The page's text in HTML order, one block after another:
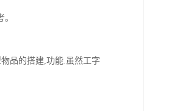
品的搭建,功能.虽然工字